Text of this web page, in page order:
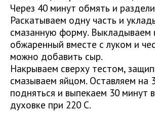
Через 40 минут обмять и
Раскатываем одну часть и
смазанную форму. Выкладываем
обжаренный вместе с луком и
можно добавить сыр.
Накрываем сверху тестом,
смазываем яйцом. Оставляем на
подняться и выпекаем 30 минут
духовке при 220 С.